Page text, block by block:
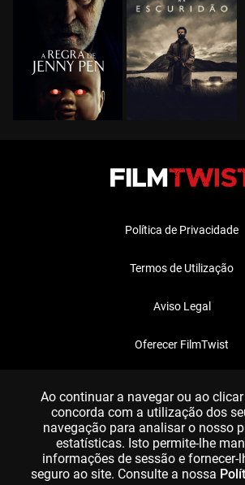
Política de Privacidade
Termos de Utilização
Aviso Legal
Oferecer FilmTwist
Ao continuar a navegar ou ao
concorda com a utilização dos
navegação para analisar o nosso
estatísticas. Isto permite-lhe
informações de sessão e fornecer-
seguro ao site. Consulte a nossa